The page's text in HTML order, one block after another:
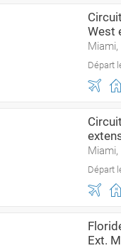
West
Miami,
Départ
Miami,
Départ
Ext.